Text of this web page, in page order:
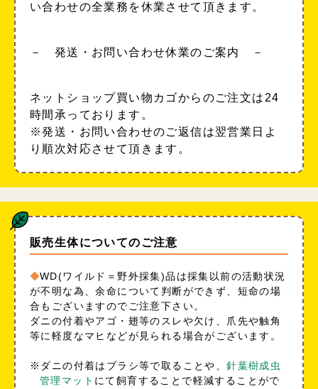
い合わせの全業務を休業させて頂きます。
－ 発送・お問い合わせ休業のご案内 －
ネットショップ買い物カゴからのご注文は24
時間承っております。
※発送・お問い合わせのご返信は翌営業日よ
り順次対応させて頂きます。
販売生体についてのご注意
WD(ワイルド＝野外採集)品は採集以前の活動状況
が不明な為、余命について判断ができず、短命の場
合もございますのでご注意下さい。
ダニの付着やアゴ・翅等のスレや欠け、爪先や触角
等に軽度なマヒなどが見られる場合がございます。
※ダニの付着はブラシ等で取ることや、針葉樹成虫
管理マット にて飼育することで軽減することがで